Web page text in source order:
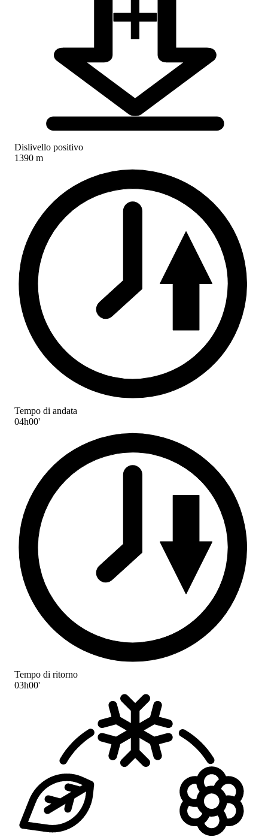
Dislivello positivo
1390 m
Tempo di andata
04h00'
Tempo di ritorno
03h00'